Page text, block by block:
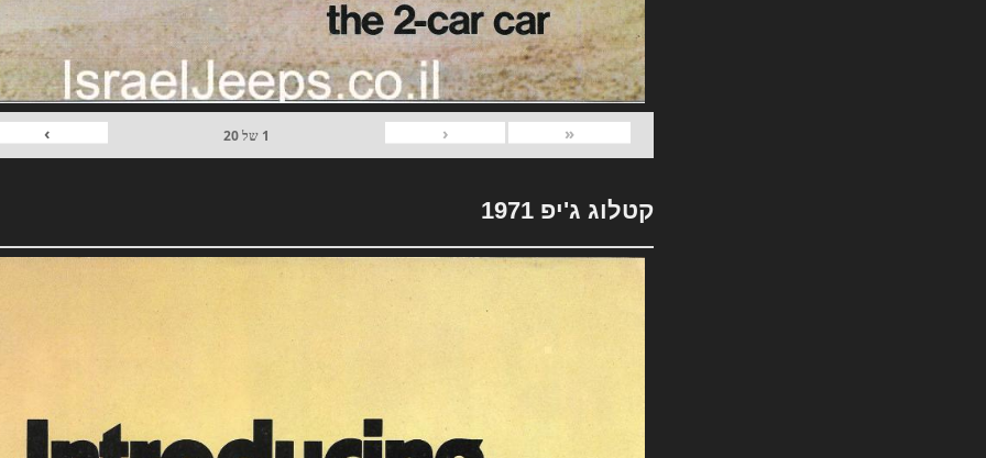
«
‹
1 של20
›
קטלוג ג'יפ 1971